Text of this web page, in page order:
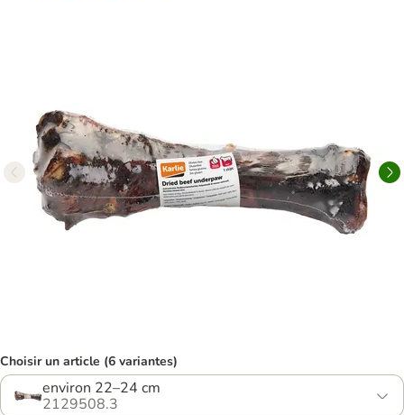
Choisir un article (6 variantes)
environ 22–24 cm
2129508.3